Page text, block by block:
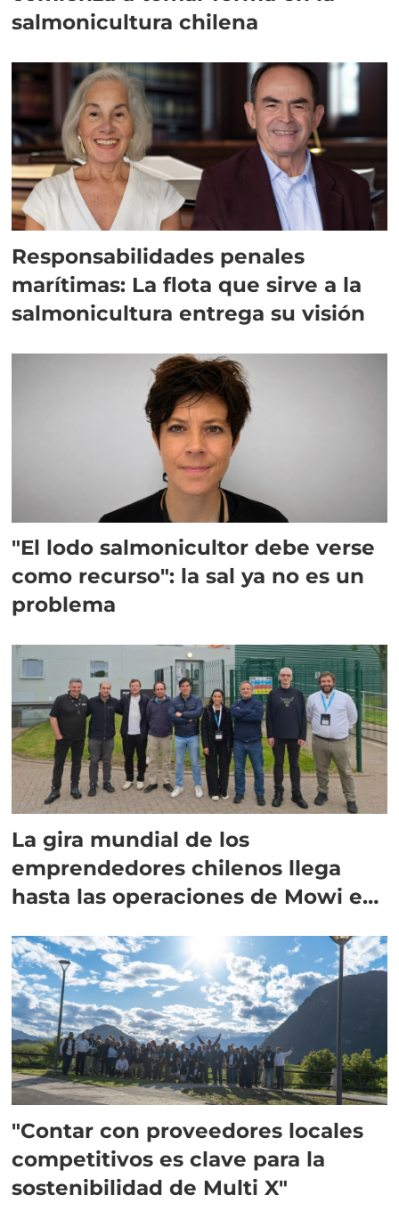
salmonicultura chilena
Responsabilidades penales
marítimas: La flota que sirve a la
salmonicultura entrega su visión
"El lodo salmonicultor debe verse
como recurso": la sal ya no es un
problema
La gira mundial de los
emprendedores chilenos llega
hasta las operaciones de Mowi en
"Contar con proveedores locales
competitivos es clave para la
sostenibilidad de Multi X"